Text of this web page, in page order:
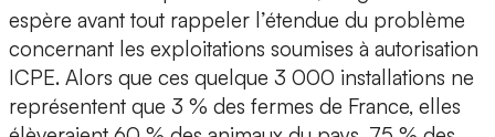
espère avant tout rappeler l’étendue du problème
concernant les exploitations soumises à autorisation
ICPE. Alors que ces quelque 3 000 installations ne
représentent que 3 % des fermes de France, elles